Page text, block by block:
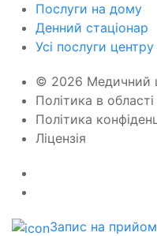
Послуги на дому
Денний стаціонар
Усі послуги центру
© 2026 Медичний
Політика в області
Політика
Ліцензія
Запис на прийом